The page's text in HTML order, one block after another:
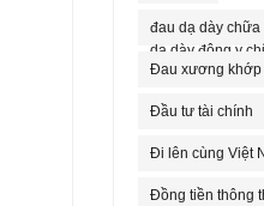
đau dạ dày chữa
dạ dày đông y
Đau xương khớp
Đầu tư tài chính
Đi lên cùng Việt
Đồng tiền thông